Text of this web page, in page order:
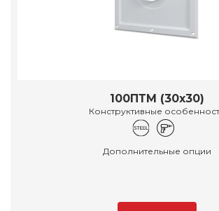
100ПТМ (30х30)
Конструктивные
Дополнительные опции